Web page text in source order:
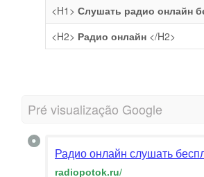
<H1> Слушать радио онлайн
<H2> Радио онлайн </H2>
Pré visualização Google
Радио онлайн слушать
radiopotok.ru/